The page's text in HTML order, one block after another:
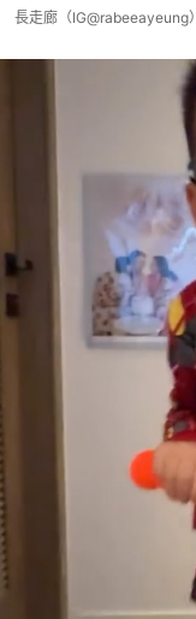
長走廊（IG@rabeeayeung）